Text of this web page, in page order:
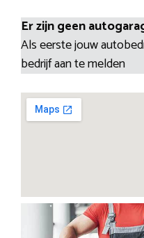
Er zijn geen
Als eerste jouw
bedrijf aan te melden